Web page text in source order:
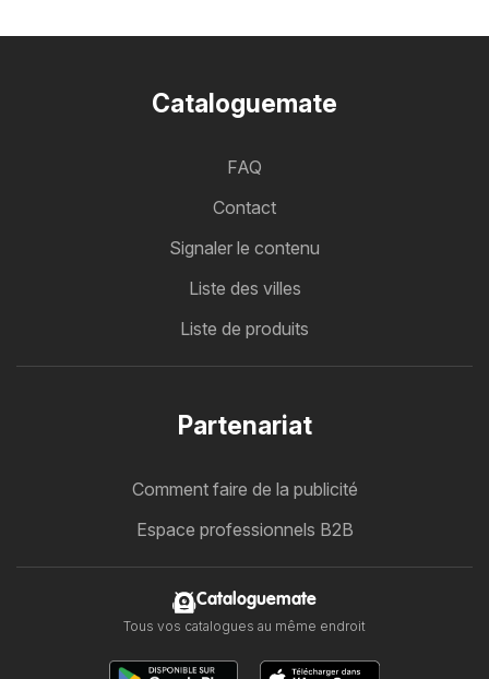
Cataloguemate
FAQ
Contact
Signaler le contenu
Liste des villes
Liste de produits
Partenariat
Comment faire de la publicité
Espace professionnels B2B
Cataloguemate
Tous vos catalogues au même endroit